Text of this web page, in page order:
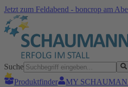
Jetzt zum Feldabend - boncrop am
Suche
Produktfinder
MY